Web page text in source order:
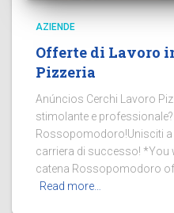
AZIENDE
Offerte di Lavoro
Pizzeria
Anúncios Cerchi Lavoro
stimolante e
Rossopomodoro!Unisciti
carriera di successo! *You
catena Rossopomodoro
Read more…